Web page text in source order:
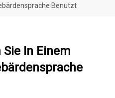
Benutzt
In Einem